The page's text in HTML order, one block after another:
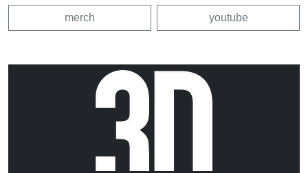
merch youtube